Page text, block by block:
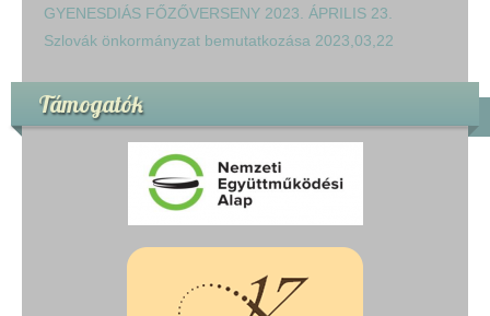
GYENESDIÁS FŐZŐVERSENY 2023. ÁPRILIS 23.
Szlovák önkormányzat bemutatkozása 2023,03,22
Támogatók